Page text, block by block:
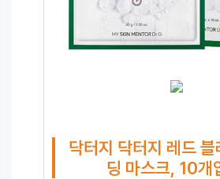
닥터지 닥터지 레드
딩 마스크, 10개